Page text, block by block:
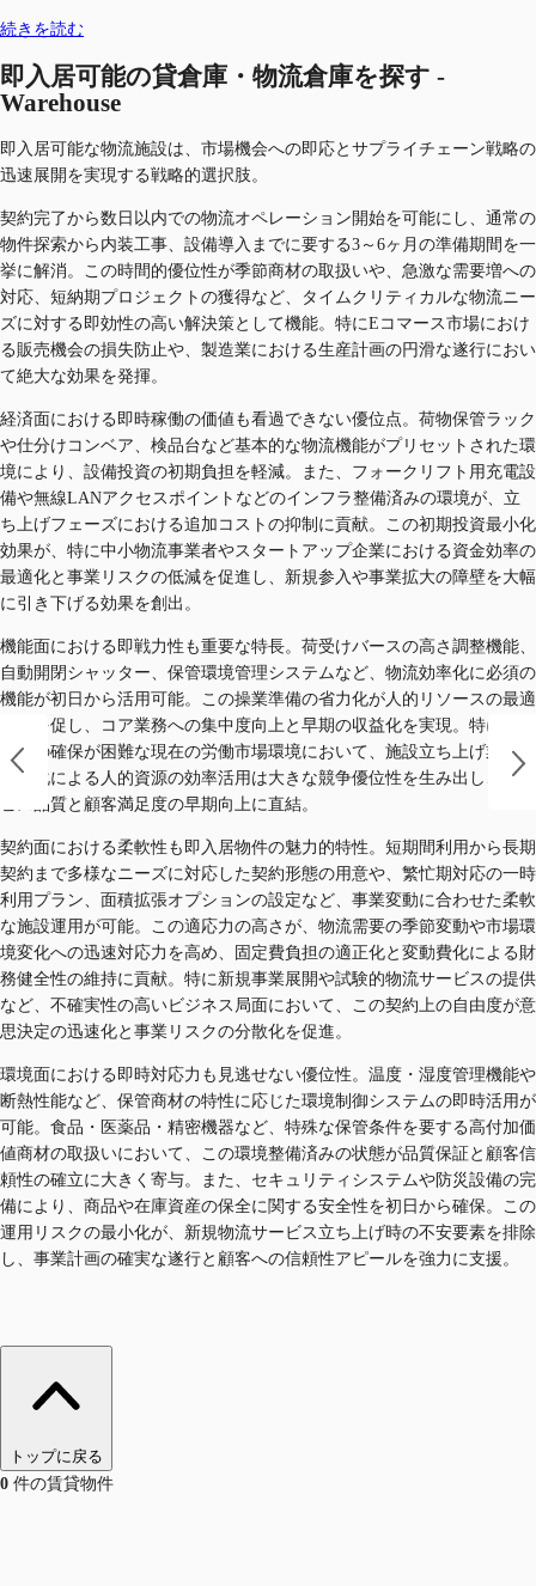
続きを読む
即入居可能の貸倉庫・物流倉庫を探す -
Warehouse
即入居可能な物流施設は、市場機会への即応とサプライチェーン戦略の
迅速展開を実現する戦略的選択肢。
契約完了から数日以内での物流オペレーション開始を可能にし、通常の
物件探索から内装工事、設備導入までに要する3～6ヶ月の準備期間を一
挙に解消。この時間的優位性が季節商材の取扱いや、急激な需要増への
対応、短納期プロジェクトの獲得など、タイムクリティカルな物流ニー
ズに対する即効性の高い解決策として機能。特にEコマース市場におけ
る販売機会の損失防止や、製造業における生産計画の円滑な遂行におい
て絶大な効果を発揮。
経済面における即時稼働の価値も看過できない優位点。荷物保管ラック
や仕分けコンベア、検品台など基本的な物流機能がプリセットされた環
境により、設備投資の初期負担を軽減。また、フォークリフト用充電設
備や無線LANアクセスポイントなどのインフラ整備済みの環境が、立
ち上げフェーズにおける追加コストの抑制に貢献。この初期投資最小化
効果が、特に中小物流事業者やスタートアップ企業における資金効率の
最適化と事業リスクの低減を促進し、新規参入や事業拡大の障壁を大幅
に引き下げる効果を創出。
機能面における即戦力性も重要な特長。荷受けバースの高さ調整機能、
自動開閉シャッター、保管環境管理システムなど、物流効率化に必須の
機能が初日から活用可能。この操業準備の省力化が人的リソースの最適
配分を促し、コア業務への集中度向上と早期の収益化を実現。特に物流
人材の確保が困難な現在の労働市場環境において、施設立ち上げ業務の
最小化による人的資源の効率活用は大きな競争優位性を生み出し、サー
ビス品質と顧客満足度の早期向上に直結。
契約面における柔軟性も即入居物件の魅力的特性。短期間利用から長期
契約まで多様なニーズに対応した契約形態の用意や、繁忙期対応の一時
利用プラン、面積拡張オプションの設定など、事業変動に合わせた柔軟
な施設運用が可能。この適応力の高さが、物流需要の季節変動や市場環
境変化への迅速対応力を高め、固定費負担の適正化と変動費化による財
務健全性の維持に貢献。特に新規事業展開や試験的物流サービスの提供
など、不確実性の高いビジネス局面において、この契約上の自由度が意
思決定の迅速化と事業リスクの分散化を促進。
環境面における即時対応力も見逃せない優位性。温度・湿度管理機能や
断熱性能など、保管商材の特性に応じた環境制御システムの即時活用が
可能。食品・医薬品・精密機器など、特殊な保管条件を要する高付加価
値商材の取扱いにおいて、この環境整備済みの状態が品質保証と顧客信
頼性の確立に大きく寄与。また、セキュリティシステムや防災設備の完
備により、商品や在庫資産の保全に関する安全性を初日から確保。この
運用リスクの最小化が、新規物流サービス立ち上げ時の不安要素を排除
し、事業計画の確実な遂行と顧客への信頼性アピールを強力に支援。
トップに戻る
0 件の賃貸物件